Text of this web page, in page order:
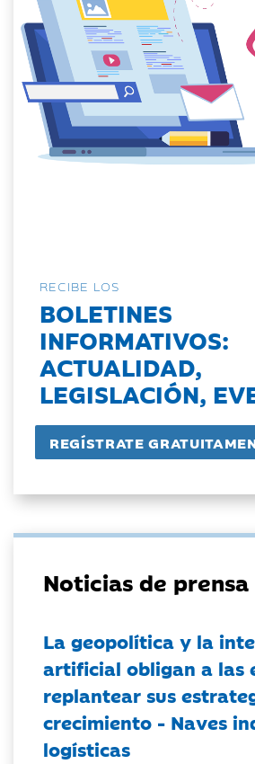
RECIBE LOS
BOLETINES
INFORMATIVOS:
ACTUALIDAD,
LEGISLACIÓN,
Noticias de prensa
La geopolítica y la
artificial obligan a las
replantear sus
crecimiento - Naves
logísticas